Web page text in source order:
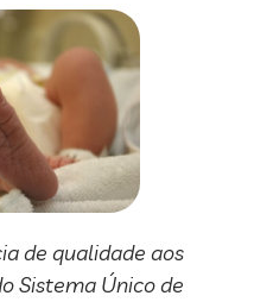
de qualidade aos
Sistema Único de